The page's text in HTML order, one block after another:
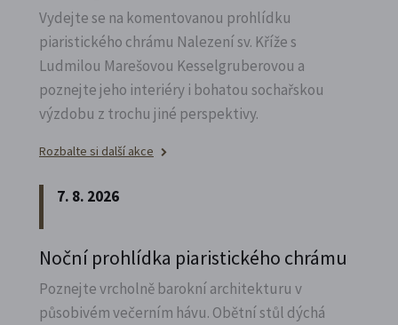
Vydejte se na komentovanou prohlídku
piaristického chrámu Nalezení sv. Kříže s
Ludmilou Marešovou Kesselgruberovou a
poznejte jeho interiéry i bohatou sochařskou
výzdobu z trochu jiné perspektivy.
Rozbalte si další akce
7. 8. 2026
Noční prohlídka piaristického chrámu
Poznejte vrcholně barokní architekturu v
působivém večerním hávu. Obětní stůl dýchá